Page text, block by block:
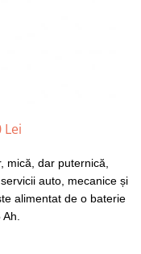
Lei
mică, dar puternică,
auto, mecanice și
alimentat de o baterie